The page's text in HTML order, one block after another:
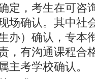
定，考生在可咨
场确认。其中社
办）确认，专本
，有沟通课程合
主考学校确认。